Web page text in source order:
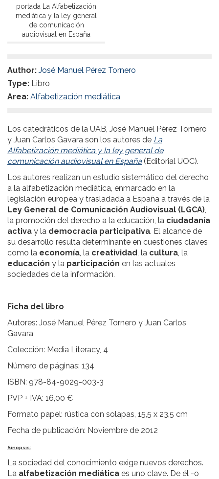
portada La Alfabetización
mediática y la ley general
de comunicación
audiovisual en España
Author: José Manuel Pérez Tornero
Type: Libro
Area: Alfabetización mediática
Los catedráticos de la UAB, José Manuel Pérez Tornero
y Juan Carlos Gavara son los autores de La
Alfabetización mediática y la ley general de
comunicación audiovisual en España (Editorial UOC).
Los autores realizan un estudio sistemático del derecho
a la alfabetización mediática, enmarcado en la
legislación europea y trasladada a España a través de la
Ley General de Comunicación Audiovisual (LGCA),
la promoción del derecho a la educación, la ciudadanía
activa y la democracia participativa. El alcance de
su desarrollo resulta determinante en cuestiones claves
como la economía, la creatividad, la cultura, la
educación y la participación en las actuales
sociedades de la información.
Ficha del libro
Autores: José Manuel Pérez Tornero y Juan Carlos
Gavara
Colección: Media Literacy, 4
Número de páginas: 134
ISBN: 978-84-9029-003-3
PVP + IVA: 16,00 €
Formato papel: rústica con solapas, 15,5 x 23,5 cm
Fecha de publicación: Noviembre de 2012
Sinopsis:
La sociedad del conocimiento exige nuevos derechos.
La alfabetización mediática es uno clave. De él -o